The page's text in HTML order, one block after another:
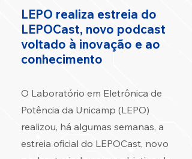
LEPO realiza estreia do
LEPOCast, novo podcast
voltado à inovação e ao
conhecimento
O Laboratório em Eletrônica de
Potência da Unicamp (LEPO)
realizou, há algumas semanas, a
estreia oficial do LEPOCast, novo